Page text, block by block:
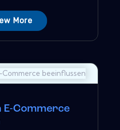
More
E-Commerce